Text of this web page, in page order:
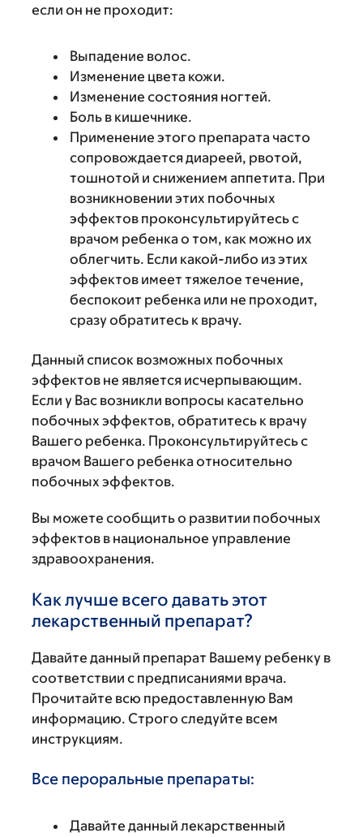
если он не проходит:
Выпадение волос.
Изменение цвета кожи.
Изменение состояния ногтей.
Боль в кишечнике.
Применение этого препарата часто
сопровождается диареей, рвотой,
тошнотой и снижением аппетита. При
возникновении этих побочных
эффектов проконсультируйтесь с
врачом ребенка о том, как можно их
облегчить. Если какой-либо из этих
эффектов имеет тяжелое течение,
беспокоит ребенка или не проходит,
сразу обратитесь к врачу.
Данный список возможных побочных
эффектов не является исчерпывающим.
Если у Вас возникли вопросы касательно
побочных эффектов, обратитесь к врачу
Вашего ребенка. Проконсультируйтесь с
врачом Вашего ребенка относительно
побочных эффектов.
Вы можете сообщить о развитии побочных
эффектов в национальное управление
здравоохранения.
Как лучше всего давать этот
лекарственный препарат?
Давайте данный препарат Вашему ребенку в
соответствии с предписаниями врача.
Прочитайте всю предоставленную Вам
информацию. Строго следуйте всем
инструкциям.
Все пероральные препараты:
Давайте данный лекарственный